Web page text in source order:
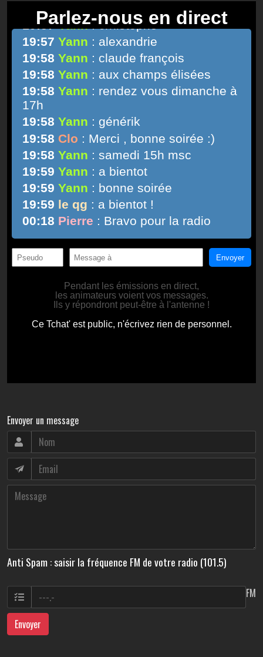
Envoyer un message
Anti Spam : saisir la fréquence FM de votre radio (101.5)
FM
Envoyer